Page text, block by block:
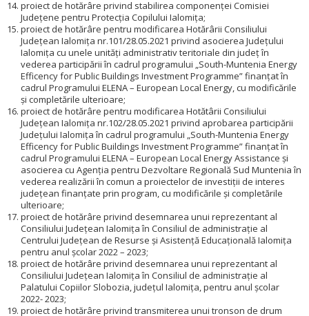
proiect de hotărâre privind stabilirea componenței Comisiei
Judeţene pentru Protecţia Copilului Ialomiţa;
proiect de hotărâre pentru modificarea Hotărârii Consiliului
Județean Ialomița nr.101/28.05.2021 privind asocierea Județului
Ialomița cu unele unități administrativ teritoriale din județ în
vederea participării în cadrul programului „South-Muntenia Energy
Efficency for Public Buildings Investment Programme” finanțat în
cadrul Programului ELENA – European Local Energy, cu modificările
și completările ulterioare;
proiect de hotărâre pentru modificarea Hotătârii Consiliului
Județean Ialomița nr.102/28.05.2021 privind aprobarea participării
Județului Ialomița în cadrul programului „South-Muntenia Energy
Efficency for Public Buildings Investment Programme” finanțat în
cadrul Programului ELENA – European Local Energy Assistance și
asocierea cu Agenția pentru Dezvoltare Regională Sud Muntenia în
vederea realizării în comun a proiectelor de investiții de interes
județean finanțate prin program, cu modificările și completările
ulterioare;
proiect de hotărâre privind desemnarea unui reprezentant al
Consiliului Judeţean Ialomiţa în Consiliul de administraţie al
Centrului Județean de Resurse și Asistență Educațională Ialomița
pentru anul școlar 2022 – 2023;
proiect de hotărâre privind desemnarea unui reprezentant al
Consiliului Judeţean Ialomiţa în Consiliul de administrație al
Palatului Copiilor Slobozia, județul Ialomița, pentru anul școlar
2022- 2023;
proiect de hotărâre privind transmiterea unui tronson de drum